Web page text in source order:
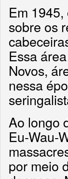
Em
sobre os
Essa
Novos,
nessa
Ao longo
Eu-Wau-
por meio